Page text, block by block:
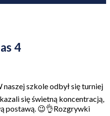
4
szkole odbył się turniej
się świetną koncentracją,
postawą. 😉👌Rozgrywki